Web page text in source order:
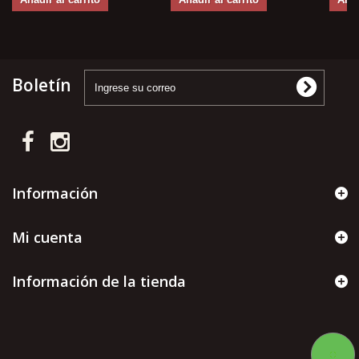
Boletín
Información
Mi cuenta
Información de la tienda